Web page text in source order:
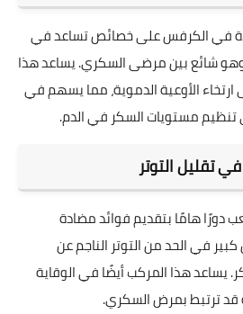
في الكرفس على خصائص تساعد في
شائع بين مرضى السكري. يساعد هذا
الأوعية الدموية، مما يسهم في
تنظيم مستويات السكر في الدم.
تقليل التوتر
دورًا هامًا بتقديم فوائد مضادة
في الحد من التوتر الناجم عن
يساعد هذا المركب أيضًا في الوقاية
ترتبط بمرض السكري.